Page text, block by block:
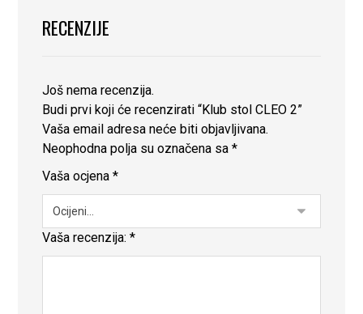
RECENZIJE
Još nema recenzija.
Budi prvi koji će recenzirati “Klub stol CLEO 2”
Vaša email adresa neće biti objavljivana.
Neophodna polja su označena sa*
Vaša ocjena*
Vaša recenzija:*